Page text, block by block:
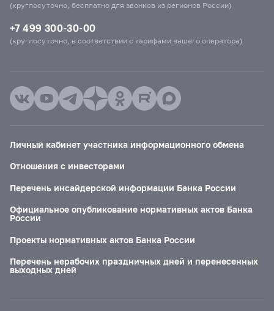
(круглосуточно, бесплатно для звонков из регионов России)
+7 499 300-30-00
(круглосуточно, в соответствии с тарифами вашего оператора)
Личный кабинет участника информационного обмена
Отношения с инвесторами
Перечень инсайдерской информации Банка России
Официальное опубликование нормативных актов Банка
России
Проекты нормативных актов Банка России
Перечень нерабочих праздничных дней и перенесенных
выходных дней